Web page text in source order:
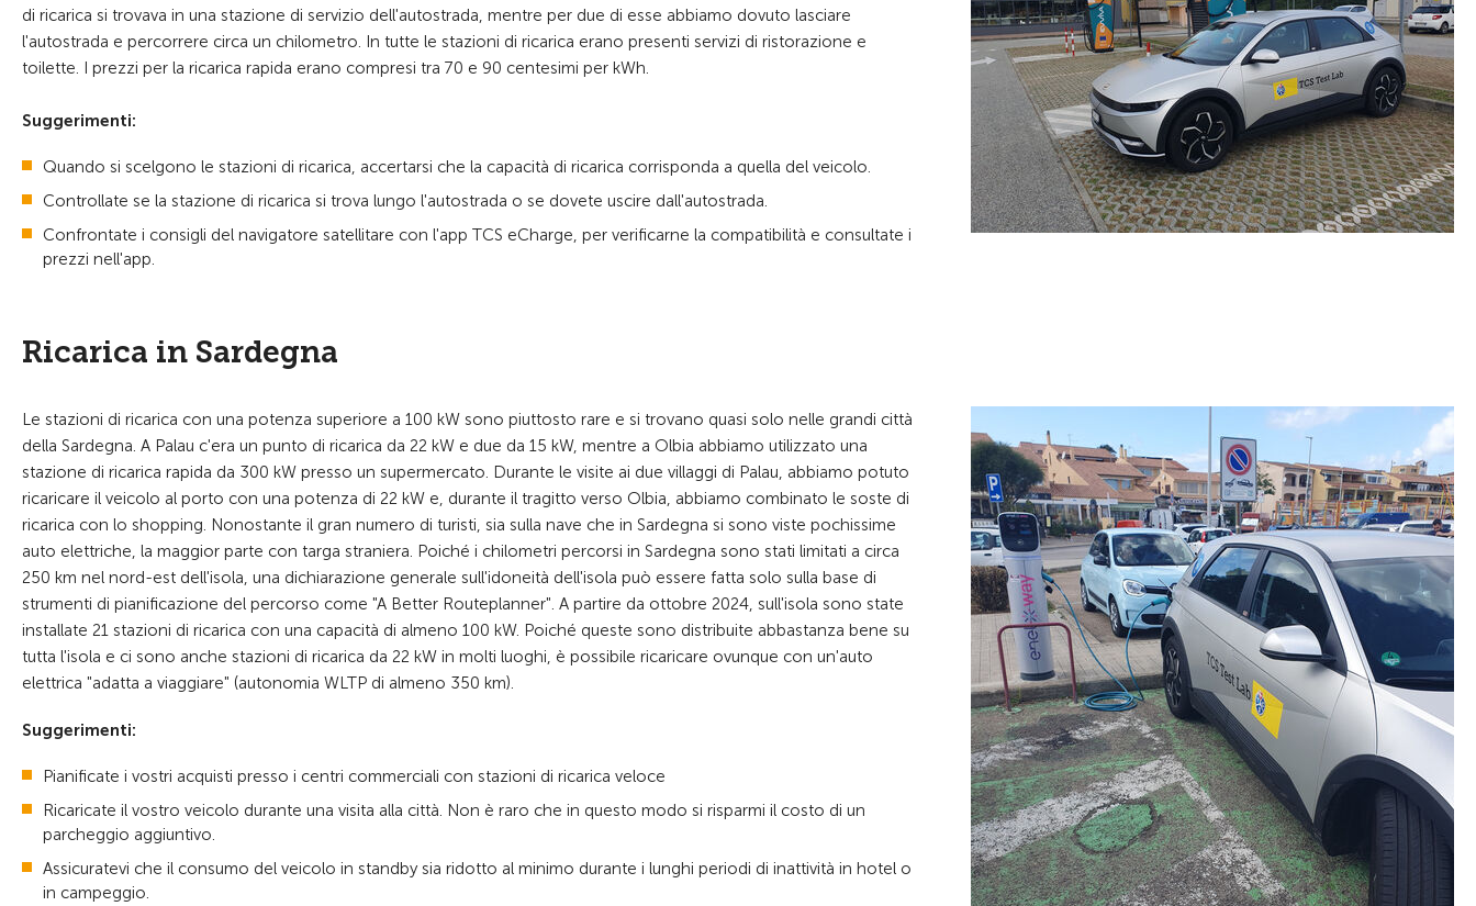
di ricarica si trovava in una stazione di servizio dell'autostrada, mentre per due di esse abbiamo dovuto lasciare
l'autostrada e percorrere circa un chilometro. In tutte le stazioni di ricarica erano presenti servizi di ristorazione e
toilette. I prezzi per la ricarica rapida erano compresi tra 70 e 90 centesimi per kWh.
Suggerimenti:
Quando si scelgono le stazioni di ricarica, accertarsi che la capacità di ricarica corrisponda a quella del veicolo.
Controllate se la stazione di ricarica si trova lungo l'autostrada o se dovete uscire dall'autostrada.
Confrontate i consigli del navigatore satellitare con l'app TCS eCharge, per verificarne la compatibilità e consultate i
prezzi nell'app.
Ricarica in Sardegna
Le stazioni di ricarica con una potenza superiore a 100 kW sono piuttosto rare e si trovano quasi solo nelle grandi città
della Sardegna. A Palau c'era un punto di ricarica da 22 kW e due da 15 kW, mentre a Olbia abbiamo utilizzato una
stazione di ricarica rapida da 300 kW presso un supermercato. Durante le visite ai due villaggi di Palau, abbiamo potuto
ricaricare il veicolo al porto con una potenza di 22 kW e, durante il tragitto verso Olbia, abbiamo combinato le soste di
ricarica con lo shopping. Nonostante il gran numero di turisti, sia sulla nave che in Sardegna si sono viste pochissime
auto elettriche, la maggior parte con targa straniera. Poiché i chilometri percorsi in Sardegna sono stati limitati a circa
250 km nel nord-est dell'isola, una dichiarazione generale sull'idoneità dell'isola può essere fatta solo sulla base di
strumenti di pianificazione del percorso come "A Better Routeplanner". A partire da ottobre 2024, sull'isola sono state
installate 21 stazioni di ricarica con una capacità di almeno 100 kW. Poiché queste sono distribuite abbastanza bene su
tutta l'isola e ci sono anche stazioni di ricarica da 22 kW in molti luoghi, è possibile ricaricare ovunque con un'auto
elettrica "adatta a viaggiare" (autonomia WLTP di almeno 350 km).
Suggerimenti:
Pianificate i vostri acquisti presso i centri commerciali con stazioni di ricarica veloce
Ricaricate il vostro veicolo durante una visita alla città. Non è raro che in questo modo si risparmi il costo di un
parcheggio aggiuntivo.
Assicuratevi che il consumo del veicolo in standby sia ridotto al minimo durante i lunghi periodi di inattività in hotel o
in campeggio.